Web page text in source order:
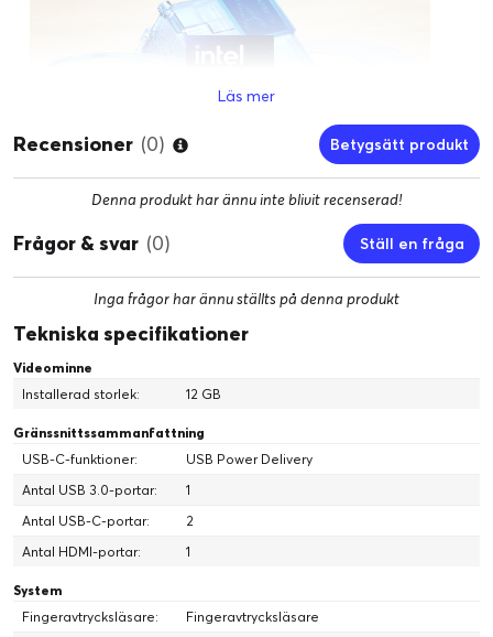
Into The AI Generation
Up to Intel® Core™ Ultra 9 proccesor 185H
Den senaste Intel® Core™ Ultra 9-processorn
185H representerar ett banbrytande framsteg
integrerade NPU för energieffektiv AI-
bärbara datorn. Med banbrytande arkitektur
och ett högt antal kärnor erbjuder den
oöverträffad prestanda för ett brett utbud av
applikationer, från spel till datavetenskap.
Prestanda jämfört med tidigare generation i7-
1360P. Specifikationerna varierar beroende på
modell.
Läs mer
Recensioner (0) Betygsätt produkt
Denna produkt har ännu inte blivit recenserad!
Frågor & svar (0) Ställ en fråga
Inga frågor har ännu ställts på denna produkt
Tekniska specifikationer
Videominne
Installerad storlek:
12 GB
Gränssnittssammanfattning
USB-C-funktioner:
USB Power Delivery
Antal USB 3.0-portar:
1
Antal USB-C-portar:
2
Antal HDMI-portar:
1
System
Fingeravtrycksläsare:
Fingeravtrycksläsare